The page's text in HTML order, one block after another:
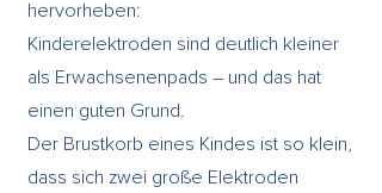
hervorheben:
Kinderelektroden sind deutlich kleiner
als Erwachsenenpads – und das hat
einen guten Grund.
Der Brustkorb eines Kindes ist so klein,
dass sich zwei große Elektroden